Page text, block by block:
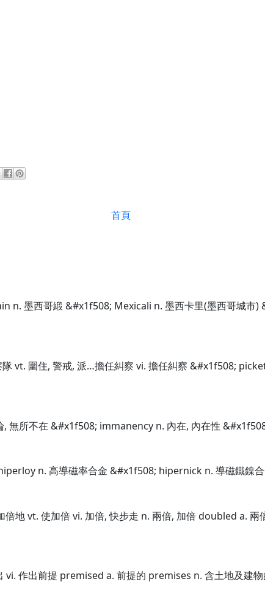
首頁
n. 墨西哥緞 &#x1f508; Mexicali n. 墨西卡里(墨西哥城市)
vt. 圍住, 警戒, 派…擔任糾察 vi. 擔任糾察 &#x1f508;
無所不在 &#x1f508; immanency n. 內在, 內在性
n. 高導磁率合金 &#x1f508; hipernick n. 導磁鐵鎳
地 vt. 使加倍 vi. 加倍, 快步走 n. 兩倍, 加倍 doubled a.
作出前提 premised a. 前提的 premises n. 含土地及建